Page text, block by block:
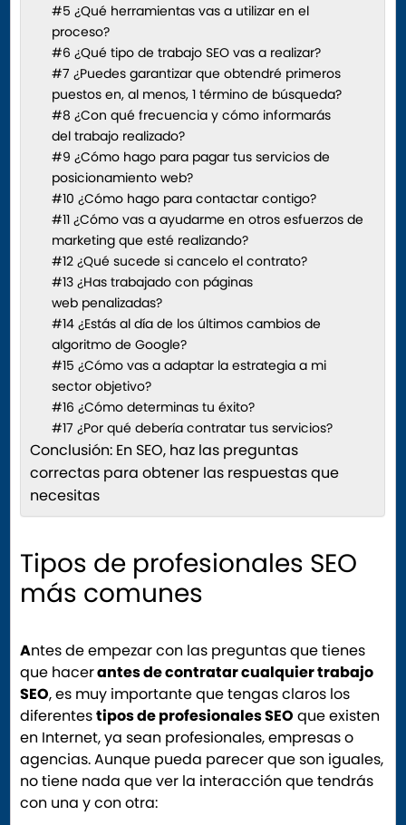
#5 ¿Qué herramientas vas a utilizar en el
proceso?
#6 ¿Qué tipo de trabajo SEO vas a realizar?
#7 ¿Puedes garantizar que obtendré primeros
puestos en, al menos, 1 término de búsqueda?
#8 ¿Con qué frecuencia y cómo informarás
del trabajo realizado?
#9 ¿Cómo hago para pagar tus servicios de
posicionamiento web?
#10 ¿Cómo hago para contactar contigo?
#11 ¿Cómo vas a ayudarme en otros esfuerzos de
marketing que esté realizando?
#12 ¿Qué sucede si cancelo el contrato?
#13 ¿Has trabajado con páginas
web penalizadas?
#14 ¿Estás al día de los últimos cambios de
algoritmo de Google?
#15 ¿Cómo vas a adaptar la estrategia a mi
sector objetivo?
#16 ¿Cómo determinas tu éxito?
#17 ¿Por qué debería contratar tus servicios?
Conclusión: En SEO, haz las preguntas
correctas para obtener las respuestas que
necesitas
Tipos de profesionales SEO
más comunes
Antes de empezar con las preguntas que tienes
que hacerantes de contratar cualquier trabajo
SEO, es muy importante que tengas claros los
diferentestipos de profesionales SEO que existen
en Internet, ya sean profesionales, empresas o
agencias. Aunque pueda parecer que son iguales,
no tiene nada que ver la interacción que tendrás
con una y con otra: